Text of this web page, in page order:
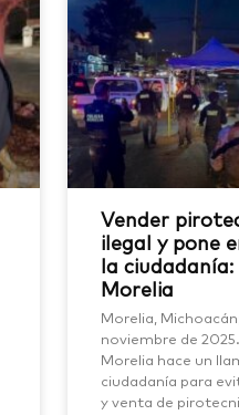
Vender
ilegal y pone
la ciudadanía:
Morelia
Morelia,
noviembre de
Morelia hace un
ciudadanía para
y venta de